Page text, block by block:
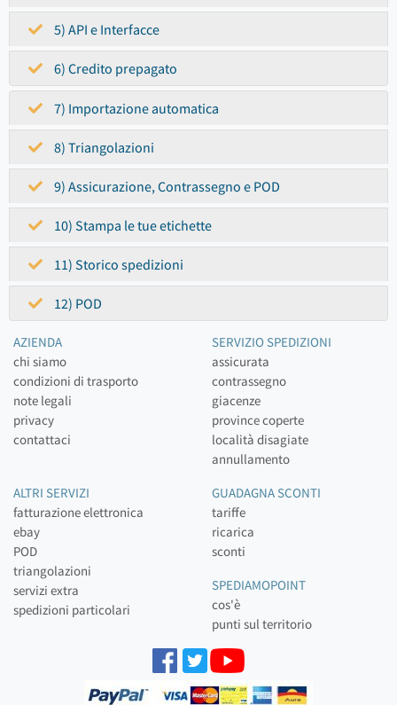
5) API e Interfacce
6) Credito prepagato
7) Importazione automatica
8) Triangolazioni
9) Assicurazione, Contrassegno e POD
10) Stampa le tue etichette
11) Storico spedizioni
12) POD
AZIENDA
chi siamo
condizioni di trasporto
note legali
privacy
contattaci
SERVIZIO SPEDIZIONI
assicurata
contrassegno
giacenze
province coperte
località disagiate
annullamento
ALTRI SERVIZI
fatturazione elettronica
ebay
POD
triangolazioni
servizi extra
spedizioni particolari
GUADAGNA SCONTI
tariffe
ricarica
sconti
SPEDIAMOPOINT
cos'è
punti sul territorio